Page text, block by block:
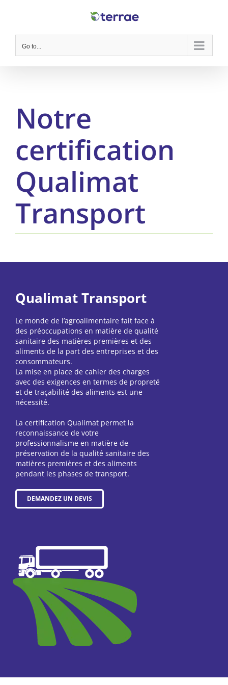
content
Go to...
Notre
certification
Qualimat
Transport
Qualimat Transport
Le monde de l’agroalimentaire fait face à
des préoccupations en matière de qualité
sanitaire des matières premières et des
aliments de la part des entreprises et des
consommateurs.
La mise en place de cahier des charges
avec des exigences en termes de propreté
et de traçabilité des aliments est une
nécessité.
La certification Qualimat permet la
reconnaissance de votre
professionnalisme en matière de
préservation de la qualité sanitaire des
matières premières et des aliments
pendant les phases de transport.
DEMANDEZ UN DEVIS